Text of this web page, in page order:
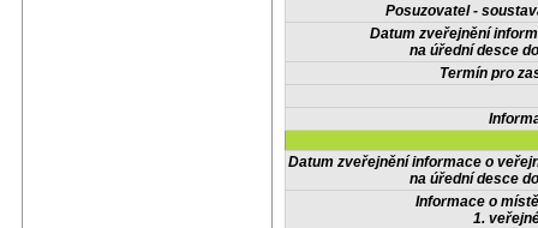
Posuzovatel -
Datum zveřejnění
na úřední desce
Termín pro
Datum zveřejnění informace o
na úřední desce
Informace o
1.